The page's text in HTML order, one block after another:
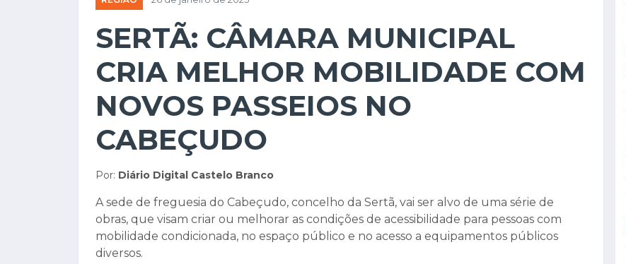
SERTÃ: CÂMARA MUNICIPAL
CRIA MELHOR MOBILIDADE COM
NOVOS PASSEIOS NO
CABEÇUDO
Por: Diário Digital Castelo Branco
A sede de freguesia do Cabeçudo, concelho da Sertã, vai ser alvo de uma série de
obras, que visam criar ou melhorar as condições de acessibilidade para pessoas com
mobilidade condicionada, no espaço público e no acesso a equipamentos públicos
diversos.